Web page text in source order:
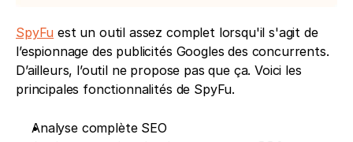
SpyFu est un outil assez complet lorsqu'il s'agit de
l’espionnage des publicités Googles des concurrents.
D’ailleurs, l’outil ne propose pas que ça. Voici les
principales fonctionnalités de SpyFu.
Analyse complète SEO